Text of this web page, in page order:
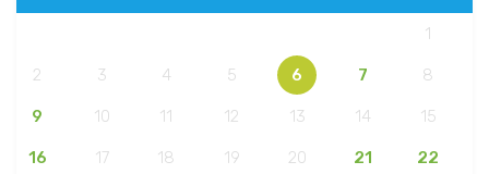
1
2 3 4 5 6 7 8
9 10 11 12 13 14 15
16 17 18 19 20 21 22